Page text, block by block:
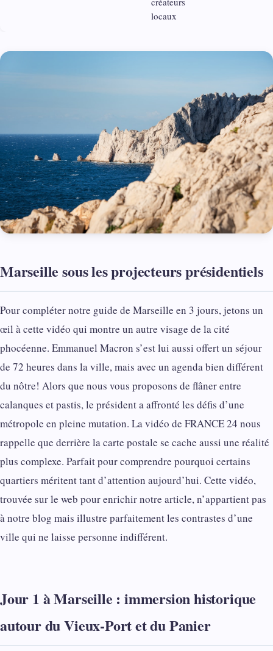
locaux
Marseille sous les projecteurs présidentiels
Pour compléter notre guide de Marseille en 3 jours, jetons un
œil à cette vidéo qui montre un autre visage de la cité
phocéenne. Emmanuel Macron s’est lui aussi offert un séjour
de 72 heures dans la ville, mais avec un agenda bien différent
du nôtre! Alors que nous vous proposons de flâner entre
calanques et pastis, le président a affronté les défis d’une
métropole en pleine mutation. La vidéo de FRANCE 24 nous
rappelle que derrière la carte postale se cache aussi une réalité
plus complexe. Parfait pour comprendre pourquoi certains
quartiers méritent tant d’attention aujourd’hui. Cette vidéo,
trouvée sur le web pour enrichir notre article, n’appartient pas
à notre blog mais illustre parfaitement les contrastes d’une
ville qui ne laisse personne indifférent.
Jour 1 à Marseille : immersion historique
autour du Vieux-Port et du Panier